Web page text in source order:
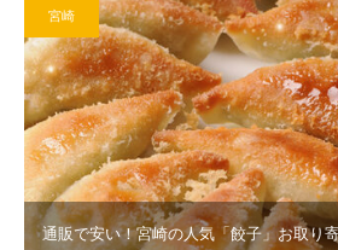
宮崎
通販で安い！宮崎の人気「餃子」お取り